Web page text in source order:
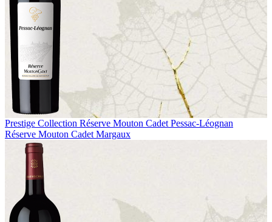
Prestige Collection Réserve Mouton Cadet Pessac-Léognan
Réserve Mouton Cadet Margaux